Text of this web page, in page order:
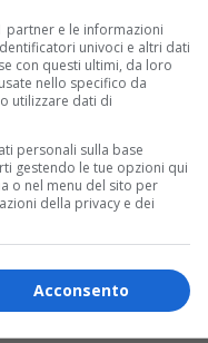
è a un passo
è pronto un
gol tra i grandi
Bob ha mosso i
fila del Borgosesia.
partner e le informazioni
univoci e altri dati
con questi ultimi, da loro
nello specifico da
utilizzare dati di
personali sulla base
gestendo le tue opzioni qui
o nel menu del sito per
della privacy e dei
Acconsento